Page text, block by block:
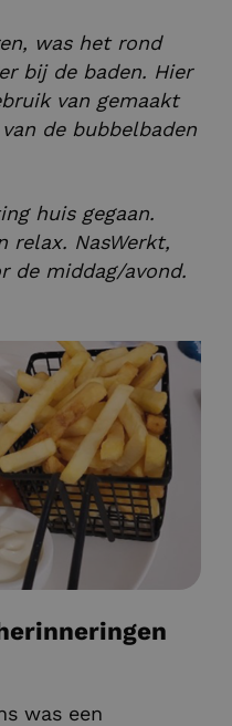
was het rond
bij de baden. Hier
van gemaakt
de bubbelbaden
huis gegaan.
relax. NasWerkt,
de middag/avond.
was een